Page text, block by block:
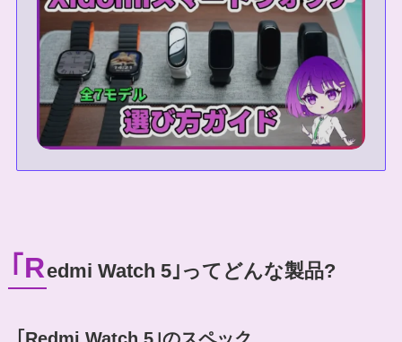
｢Redmi Watch 5｣ってどんな製品?